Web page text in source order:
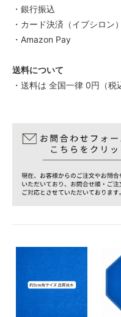
・銀行振込
・カード決済（イプシロン）
・Amazon Pay
送料について
・送料は 全国一律 0円（税